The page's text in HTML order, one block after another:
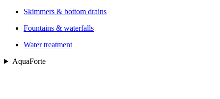
Skimmers & bottom drains
Fountains & waterfalls
Water treatment
AquaForte